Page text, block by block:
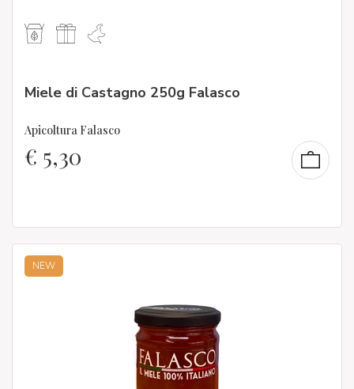
Miele di Castagno 250g Falasco
Apicoltura Falasco
€ 5,30
NEW